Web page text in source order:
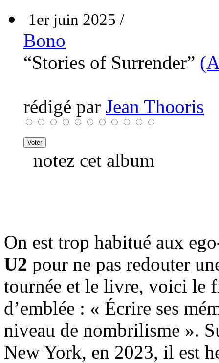
1er juin 2025 /
Bono
“Stories of Surrender”
rédigé par Jean Thooris
notez cet album
On est trop habitué aux
U2 pour ne pas redouter
tournée et le livre, voici le
d’emblée : « Écrire ses
niveau de nombrilisme ».
New York, en 2023, il est